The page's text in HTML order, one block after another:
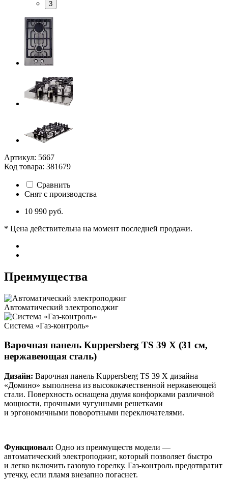
3
Артикул: 5667
Код товара: 381679
Сравнить
Снят с производства
10 990 руб.
* Цена действительна на момент последней продажи.
Преимущества
Автоматический электроподжиг
Система «Газ-контроль»
Варочная панель Kuppersberg TS 39 X (31 см,
нержавеющая сталь)
Дизайн: Варочная панель Kuppersberg TS 39 X дизайна
«Домино» выполнена из высококачественной нержавеющей
стали. Поверхность оснащена двумя конфорками различной
мощности, прочными чугунными решетками
и эргономичными поворотными переключателями.
Функционал: Одно из преимуществ модели —
автоматический электроподжиг, который позволяет быстро
и легко включить газовую горелку. Газ-контроль предотвратит
утечку, если пламя внезапно погаснет.